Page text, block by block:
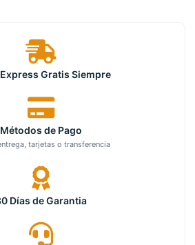
Gratis Siempre
Métodos de Pago
tarjetas o transferencia
Días de Garantia